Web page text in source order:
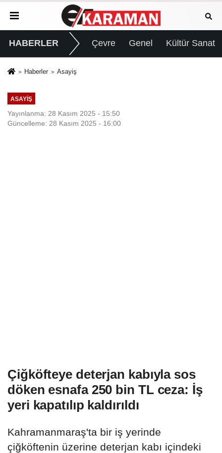
HABERLER Çevre Genel Kültür Sanat
Haberler Asayiş
ASAYIŞ
Yayınlanma: 28 Kasım 2025 - 15:50
Güncelleme: 28 Kasım 2025 - 16:00
Çiğköfteye deterjan kabıyla sos
döken esnafa 250 bin TL ceza: İş
yeri kapatılıp kaldırıldı
Kahramanmaraş'ta bir iş yerinde
çiğköftenin üzerine deterjan kabı içindeki